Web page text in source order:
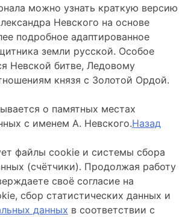
можно узнать краткую версию
Невского на основе
подробное адаптированное
земли русской. Особое
Невской битве, Ледовому
князя с Золотой Ордой.
о памятных местах
с именем А. Невского.Назад
файлы cookie и системы сбора
(счётчики). Продолжая работу
своё согласие на
сбор статистических данных и
данных в соответствии с